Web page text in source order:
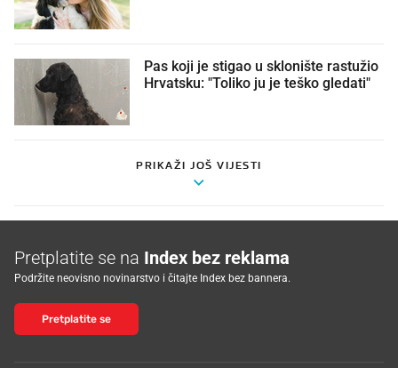
Pas koji je stigao u sklonište rastužio
Hrvatsku: "Toliko ju je teško gledati"
PRIKAŽI JOŠ VIJESTI
Pretplatite se na Index bez reklama
Podržite neovisno novinarstvo i čitajte Index bez bannera.
Pretplatite se